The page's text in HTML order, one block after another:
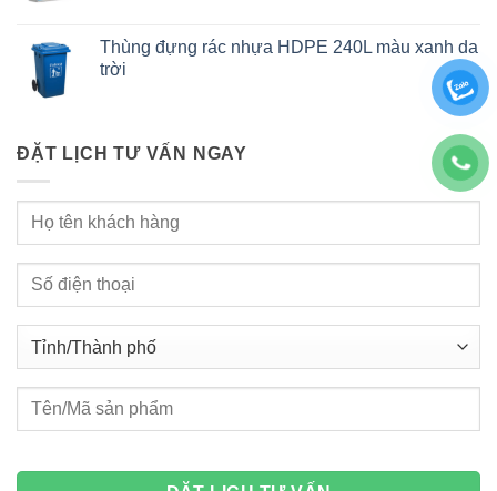
Thùng đựng rác nhựa HDPE 240L màu xanh da
trời
ĐẶT LỊCH TƯ VẤN NGAY